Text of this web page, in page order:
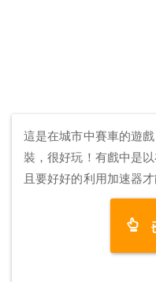
這是在城市中賽車的遊
裝，很好玩！有戲中是
且要好好的利用加速器